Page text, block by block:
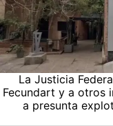
La Justicia
Fecundart y a otros
a presunta